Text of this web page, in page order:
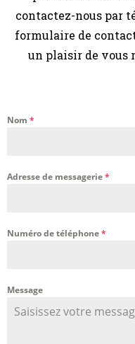
contactez-nous par
formulaire de
un plaisir de vous
Nom *
Adresse de messagerie*
Numéro de téléphone*
Message